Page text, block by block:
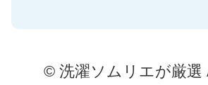
© 洗濯ソムリエが厳選